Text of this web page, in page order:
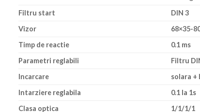
Filtru start
DIN 3
Vizor
68×35-
Timp de reactie
0.1 ms
Parametri reglabili
Filtru
Incarcare
solara +
Intarziere reglabila
0.1 la 1s
Clasa optica
1/1/1/1